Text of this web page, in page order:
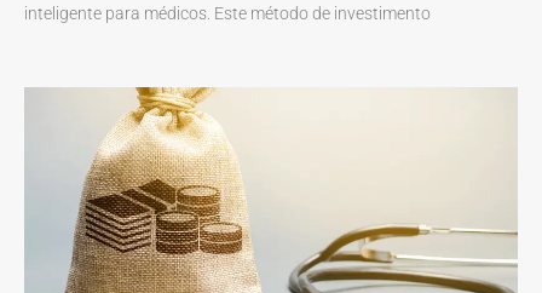
inteligente para médicos. Este método de investimento